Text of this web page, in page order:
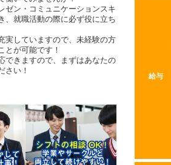
ゼン・コミュニケーションスキ
、就職活動の際に必ず役に立ち
実していますので、未経験の方
とが可能です！
できますので、まずはあなたの
さい！
給与